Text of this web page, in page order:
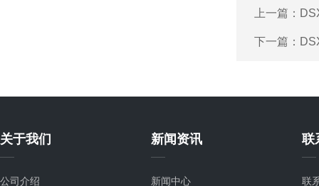
上一篇：
下一篇：
关于我们
公司介绍
新闻资讯
新闻中心
联
联